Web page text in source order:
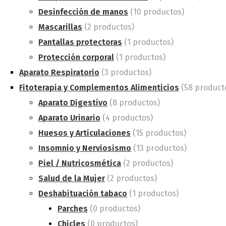
Desinfección de manos (10 productos)
Mascarillas (2 productos)
Pantallas protectoras (1 productos)
Protección corporal (1 productos)
Aparato Respiratorio (3 productos)
Fitoterapia y Complementos Alimenticios (58
Aparato Digestivo (8 productos)
Aparato Urinario (4 productos)
Huesos y Articulaciones (15 productos)
Insomnio y Nerviosismo (13 productos)
Piel / Nutricosmética (2 productos)
Salud de la Mujer (2 productos)
Deshabituación tabaco (1 productos)
Parches (0 productos)
Chicles (0 productos)